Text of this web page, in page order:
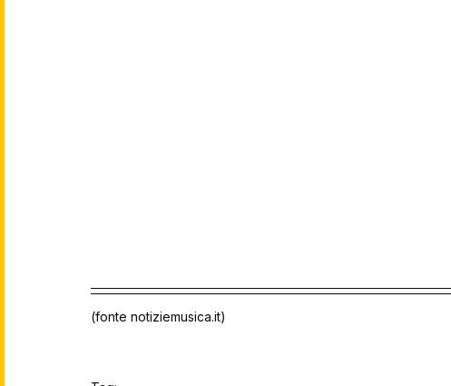
(fonte notiziemusica.it)